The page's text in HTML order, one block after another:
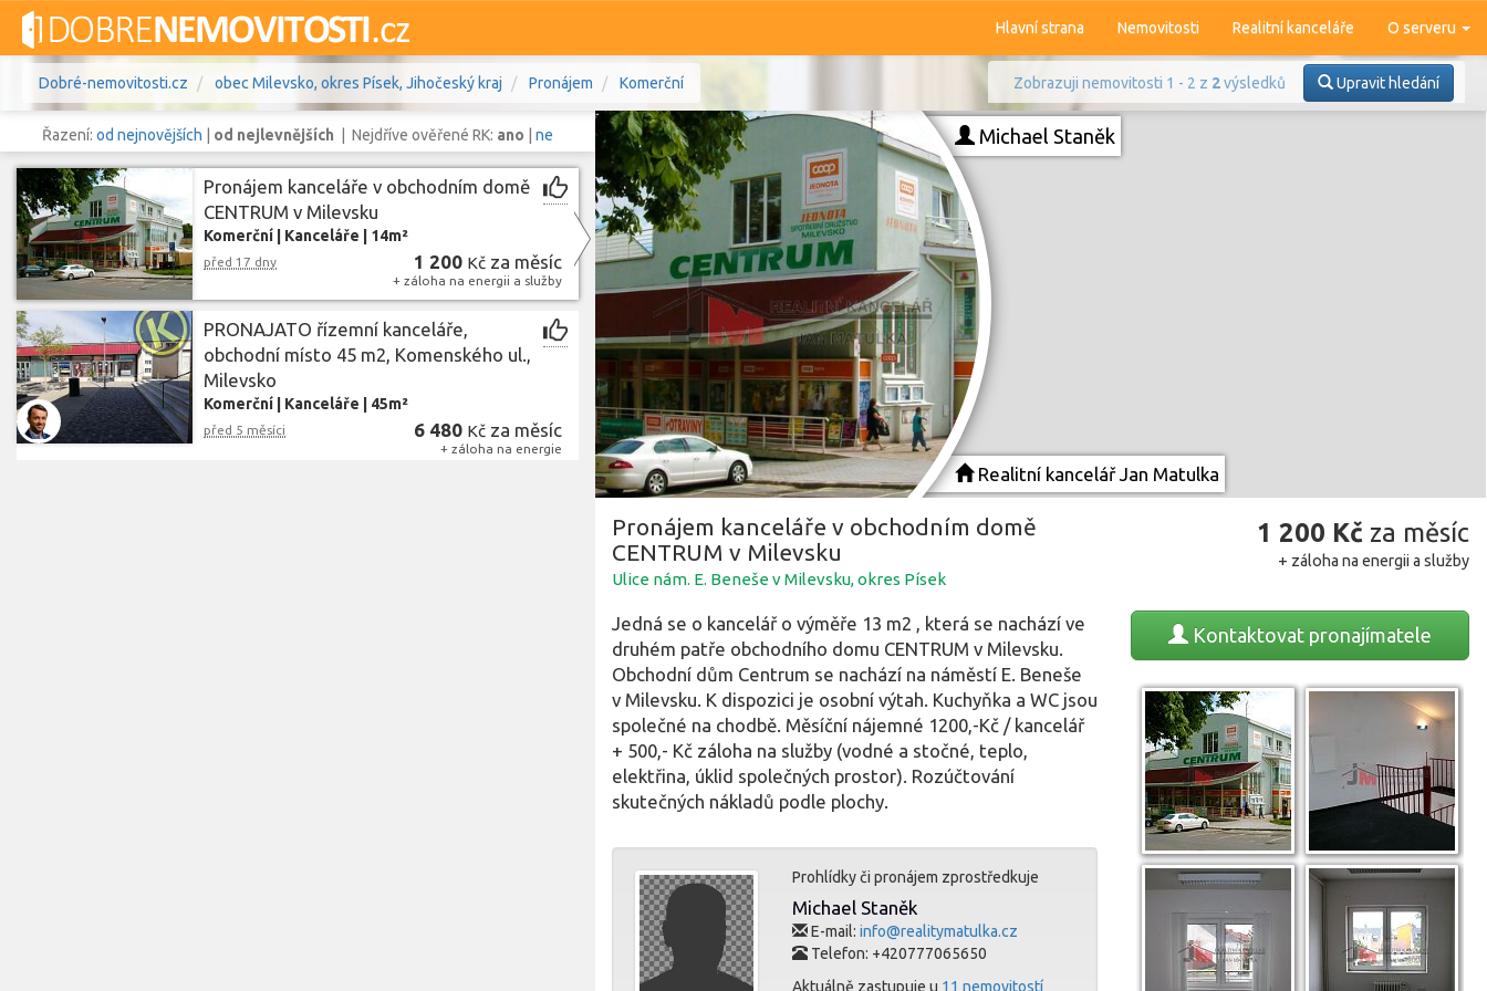
Hlavní strana Nemovitosti Realitní kanceláře O serveru
Zobrazuji nemovitosti 1 - 2 z 2výsledků Upravit hledání
Dobré-nemovitosti.cz obec Milevsko, okres Písek, Jihočeský kraj Pronájem Komerční
Vše Byty Domy Pozemky Ostatní
Lokalita obec Milevsko,okres Písek, Jihočeský kraj Prodej i pronájem
Cena Typ Typ
Zobrazit1 241nemovitostí
Řazení: od nejnovějších od nejlevnějších | Nejdříve ověřené RK: ano ne
Pronájem kanceláře v obchodním domě
CENTRUM v Milevsku
Komerční Kanceláře 14m²
před 17 dny 1 200 Kč za měsíc
+ záloha na energii a služby
PRONAJATO řízemní kanceláře,
obchodní místo 45 m2, Komenského ul.,
Milevsko
Komerční Kanceláře 45m²
před 5 měsíci 6 480 Kč za měsíc
+ záloha na energie
Michael Staněk
Realitní kancelář Jan Matulka
1 200 Kč za měsíc
+ záloha na energii a služby
Pronájem kanceláře v obchodním domě
CENTRUM v Milevsku
Ulice nám. E. Beneše v Milevsku, okres Písek
Jedná se o kancelář o výměře 13 m2 , která se nachází ve
druhém patře obchodního domu CENTRUM v Milevsku.
Obchodní dům Centrum se nachází na náměstí E. Beneše
v Milevsku. K dispozici je osobní výtah. Kuchyňka a WC jsou
společné na chodbě. Měsíční nájemné 1200,-Kč / kancelář
+ 500,- Kč záloha na služby (vodné a stočné, teplo,
elektřina, úklid společných prostor). Rozúčtování
skutečných nákladů podle plochy.
Prohlídky či pronájem zprostředkuje
Michael Staněk
E-mail: info@realitymatulka.cz
Telefon: +420777065650
Aktuálně zastupuje u 11 nemovitostí
Kontaktovat pronajímatele